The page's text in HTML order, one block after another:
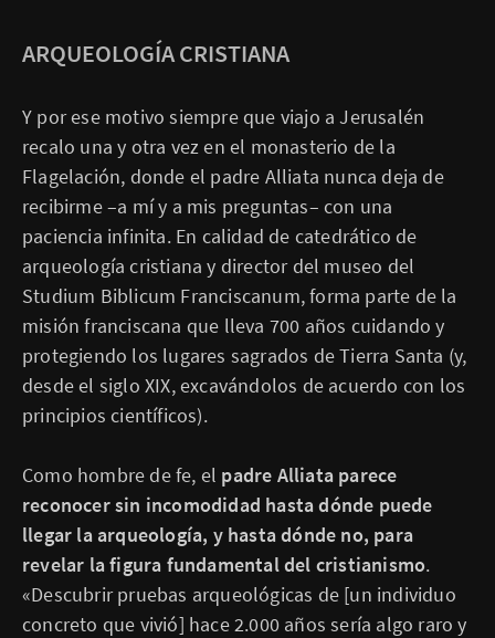
ARQUEOLOGÍA CRISTIANA
Y por ese motivo siempre que viajo a Jerusalén
recalo una y otra vez en el monasterio de la
Flagelación, donde el padre Alliata nunca deja de
recibirme –a mí y a mis preguntas– con una
paciencia infinita. En calidad de catedrático de
arqueología cristiana y director del museo del
Studium Biblicum Franciscanum, forma parte de la
misión franciscana que lleva 700 años cuidando y
protegiendo los lugares sagrados de Tierra Santa (y,
desde el siglo XIX, excavándolos de acuerdo con los
principios científicos).
Como hombre de fe, el padre Alliata parece
reconocer sin incomodidad hasta dónde puede
llegar la arqueología, y hasta dónde no, para
revelar la figura fundamental del cristianismo.
«Descubrir pruebas arqueológicas de [un individuo
concreto que vivió] hace 2.000 años sería algo raro y